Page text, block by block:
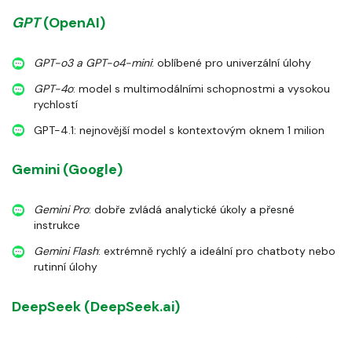
GPT(OpenAI)
GPT-o3 a GPT-o4-mini: oblíbené pro univerzální úlohy
GPT-4o: model s multimodálními schopnostmi a vysokou
rychlostí
GPT-4.1: nejnovější model s kontextovým oknem 1 milion
Gemini (Google)
Gemini Pro: dobře zvládá analytické úkoly a přesné
instrukce
Gemini Flash: extrémně rychlý a ideální pro chatboty nebo
rutinní úlohy
DeepSeek (DeepSeek.ai)